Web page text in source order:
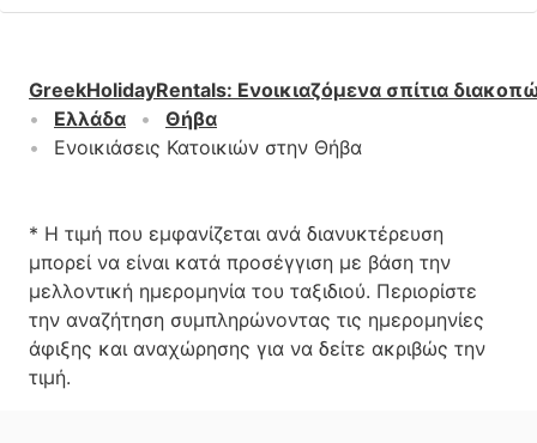
GreekHolidayRentals: Ενοικιαζόμενα σπίτια
Ελλάδα
Θήβα
Ενοικιάσεις Κατοικιών στην Θήβα
* Η τιμή που εμφανίζεται ανά διανυκτέρευση
μπορεί να είναι κατά προσέγγιση με βάση την
μελλοντική ημερομηνία του ταξιδιού. Περιορίστε
την αναζήτηση συμπληρώνοντας τις ημερομηνίες
άφιξης και αναχώρησης για να δείτε ακριβώς την
τιμή.